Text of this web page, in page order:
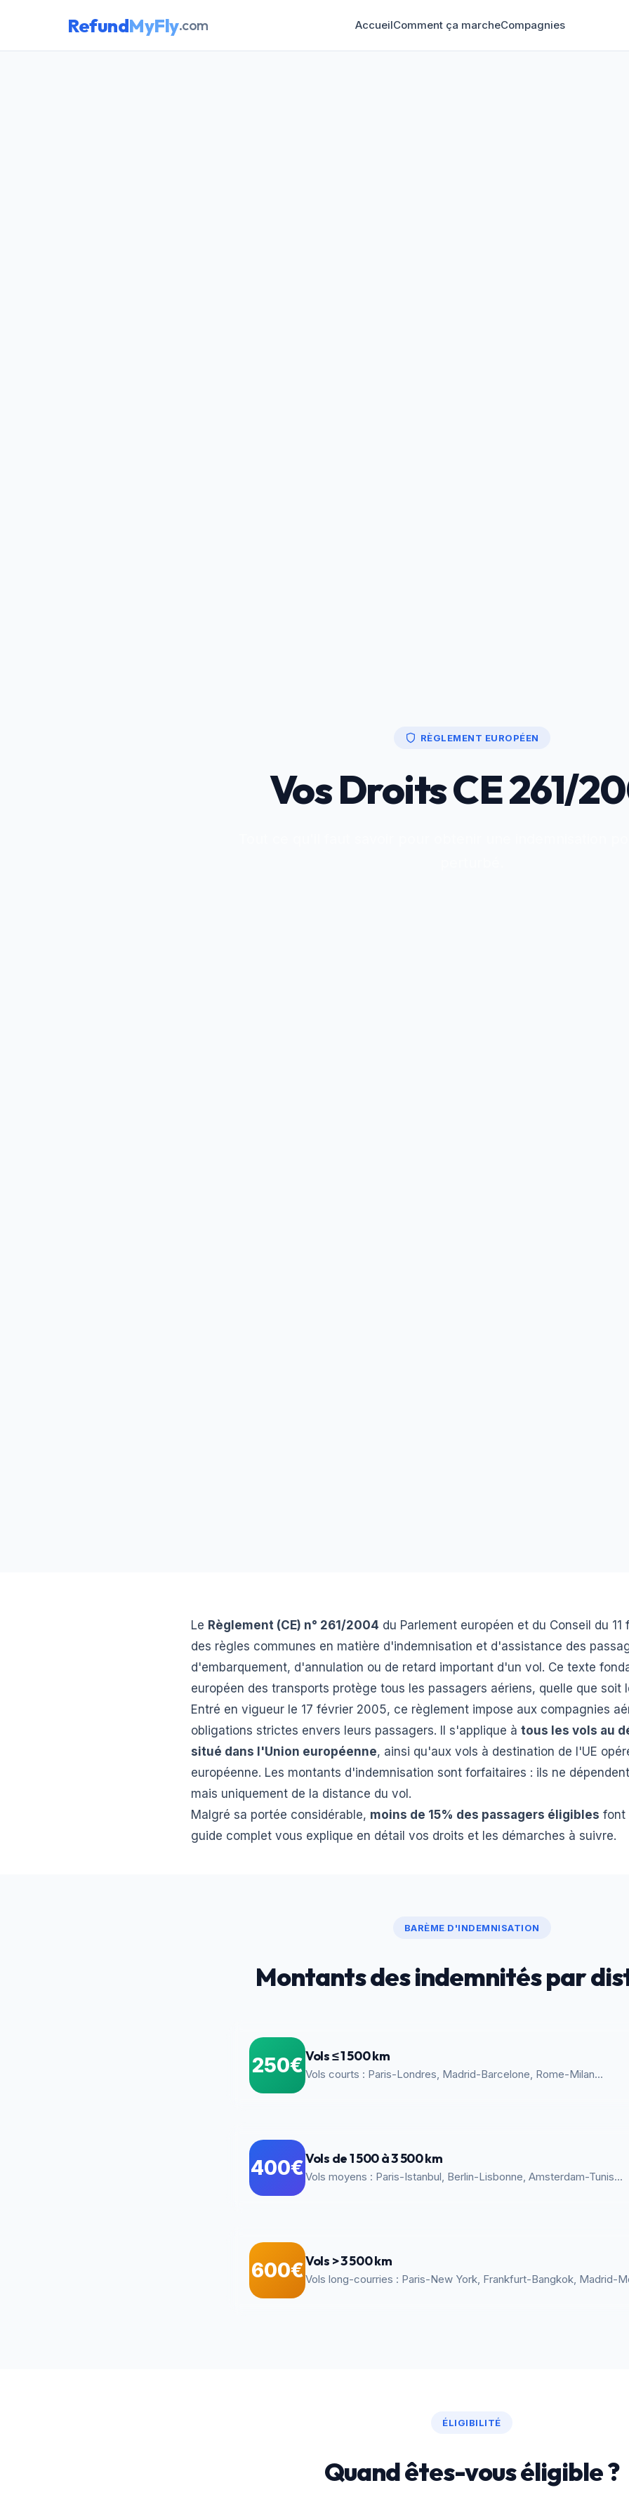
RefundMyFly.com AccueilComment ça marcheCompagnies
RÈGLEMENT EUROPÉEN
Vos Droits CE 261/
Le Règlement (CE) n° 261/2004 du Parlement européen et du Conseil du
des règles communes en matière d'indemnisation et d'assistance des
d'embarquement, d'annulation ou de retard important d'un vol. Ce texte
européen des transports protège tous les passagers aériens, quelle que soit
Entré en vigueur le 17 février 2005, ce règlement impose aux compagnies
obligations strictes envers leurs passagers. Il s'applique à tous les vols au
situé dans l'Union européenne, ainsi qu'aux vols à destination de l'UE
européenne. Les montants d'indemnisation sont forfaitaires : ils ne
mais uniquement de la distance du vol.
Malgré sa portée considérable, moins de 15% des passagers éligibles font
guide complet vous explique en détail vos droits et les démarches à suivre.
BARÈME D'INDEMNISATION
Montants des indemnités par
250€Vols ≤ 1 500 km
Vols courts : Paris-Londres, Madrid-Barcelone, Rome-Milan...
400€Vols de 1 500 à 3 500 km
Vols moyens : Paris-Istanbul, Berlin-Lisbonne, Amsterdam-Tunis...
600€Vols > 3 500 km
Vols long-courries : Paris-New York, Frankfurt-Bangkok, Madrid-
ÉLIGIBILITÉ
Quand êtes-vous éligible ?